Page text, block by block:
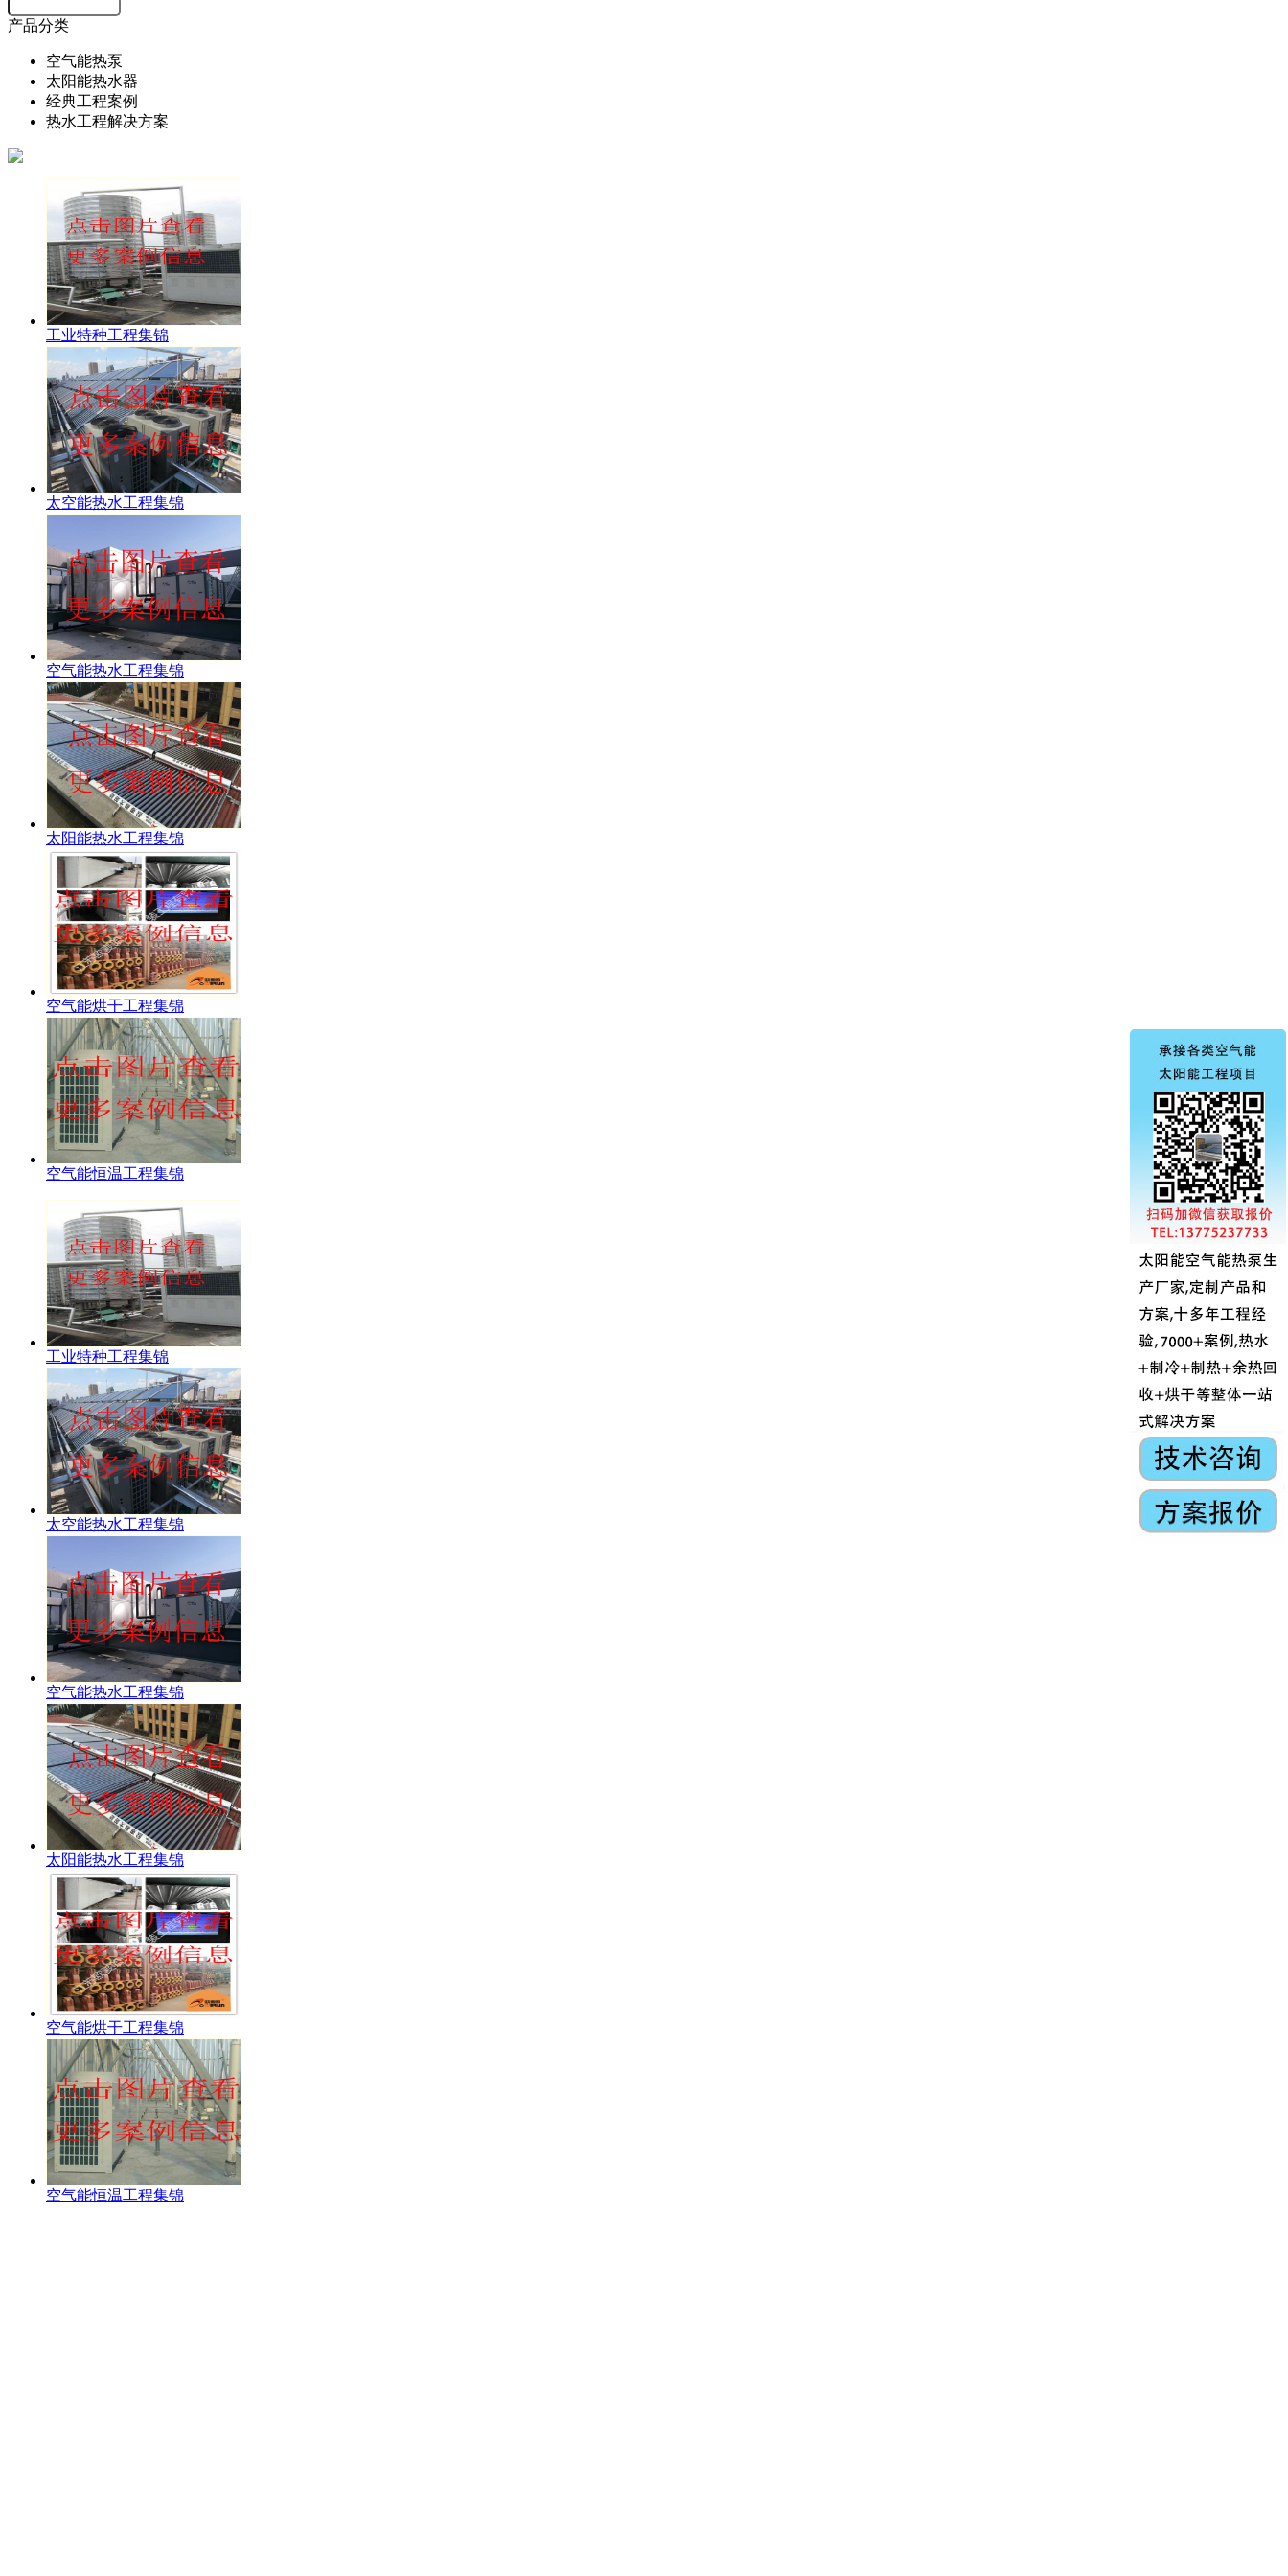
产品分类
空气能热泵
太阳能热水器
经典工程案例
热水工程解决方案
工业特种工程集锦
太空能热水工程集锦
空气能热水工程集锦
太阳能热水工程集锦
空气能烘干工程集锦
空气能恒温工程集锦
工业特种工程集锦
太空能热水工程集锦
空气能热水工程集锦
太阳能热水工程集锦
空气能烘干工程集锦
空气能恒温工程集锦